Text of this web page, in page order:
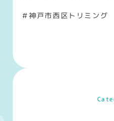
＃神戸市西区トリミング